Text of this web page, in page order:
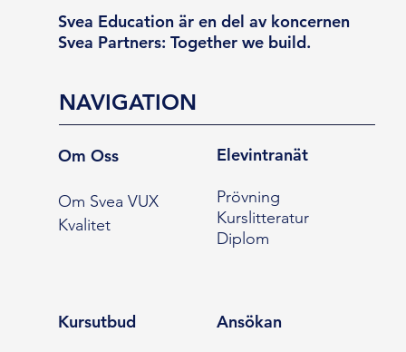
Svea Education är en del av koncernen
Svea Partners: Together we build.
NAVIGATION
Om Oss
Om Svea VUX
Kvalitet
Elevintranät
Prövning
Kurslitteratur
Diplom
Kursutbud Ansökan